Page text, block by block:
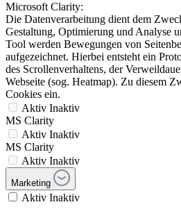
Microsoft Clarity:
Die Datenverarbeitung dient dem
Gestaltung, Optimierung und Analyse
Tool werden Bewegungen von
aufgezeichnet. Hierbei entsteht ein
des Scrollenverhaltens, der
Webseite (sog. Heatmap). Zu diesem
Cookies ein.
Aktiv Inaktiv
MS Clarity
Aktiv Inaktiv
MS Clarity
Aktiv Inaktiv
Marketing
Aktiv Inaktiv